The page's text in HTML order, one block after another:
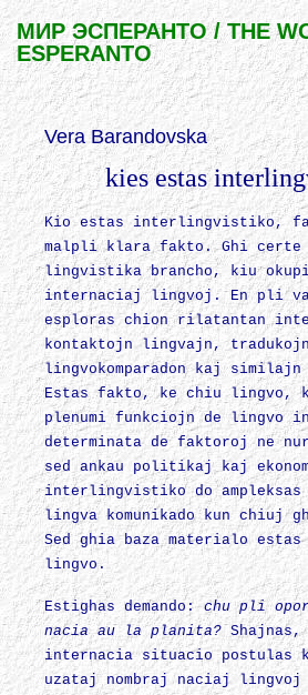
МИР ЭСПЕРАНТО / THE
ESPERANTO
Vera Barandovska
kies estas
Kio estas interlingvistiko,
malpli klara fakto. Ghi certe
lingvistika brancho, kiu
internaciaj lingvoj. En pli
esploras chion rilatantan
kontaktojn lingvajn,
lingvokomparadon kaj similajn
Estas fakto, ke chiu lingvo,
plenumi funkciojn de lingvo
determinata de faktoroj ne
sed ankau politikaj kaj
interlingvistiko do ampleksas
lingva komunikado kun chiuj
Sed ghia baza materialo
lingvo.
Estighas demando:chu pli
nacia au la planita? Shajnas,
internacia situacio postulas
uzataj nombraj naciaj